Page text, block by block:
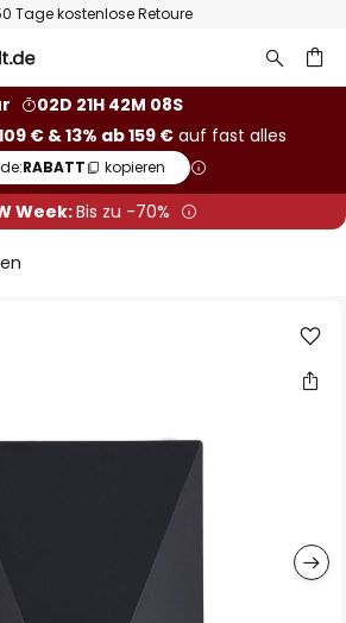
Tage kostenlose Retoure
02D 21H 42M 08S
€ & 13% ab 159 €auf fast alles
RABATT kopieren
Week:Bis zu -70%